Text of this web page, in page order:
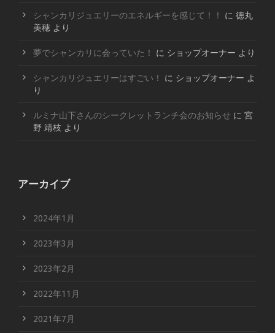
シャンカリジュエリーのエネルギーを感じて！！ に 徳丸
美穂 より
夢でシャンカリに会っていた！ に ショップオーナー より
シャンカリジュエリーはすごい！ に ショップオーナー よ
り
ルミナ山下さんのシークレットランチ会のお知らせ に 宮
野 靖枝 より
アーカイブ
2024年1月
2023年3月
2023年2月
2022年11月
2021年7月